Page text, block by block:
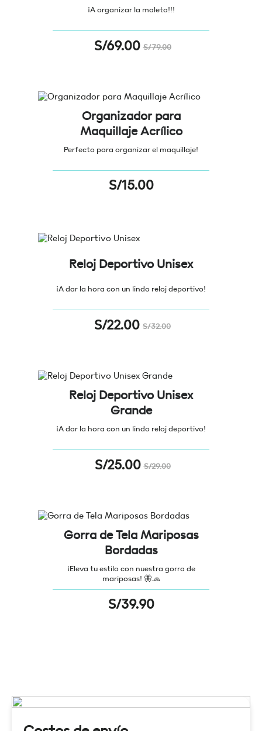
¡A organizar la maleta!!!
S/79.00
S/69.00
Organizador para
Maquillaje Acrílico
Perfecto para organizar el maquillaje!
S/15.00
Reloj Deportivo Unisex
¡A dar la hora con un lindo reloj deportivo!
S/32.00
S/22.00
Reloj Deportivo Unisex
Grande
¡A dar la hora con un lindo reloj deportivo!
S/29.00
S/25.00
Gorra de Tela Mariposas
Bordadas
¡Eleva tu estilo con nuestra gorra de
mariposas! 🦋🧢
S/39.90